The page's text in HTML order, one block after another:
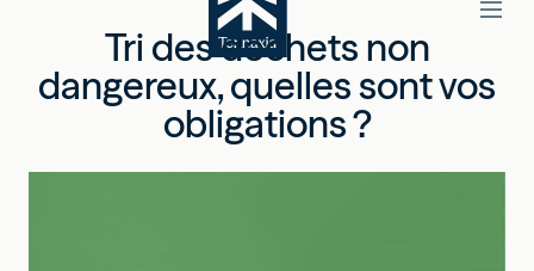
Tri des déchets non
dangereux, quelles sont vos
obligations ?